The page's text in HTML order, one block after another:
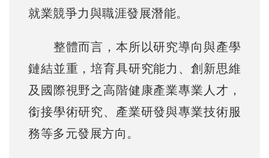
就業競爭力與職涯發展潛能。
整體而言，本所以研究導向與產學
鏈結並重，培育具研究能力、創新思維
及國際視野之高階健康產業專業人才，
銜接學術研究、產業研發與專業技術服
務等多元發展方向。